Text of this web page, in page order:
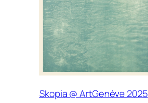
Skopia @ ArtGenève 2025